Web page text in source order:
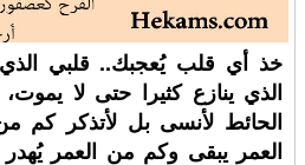
خذ أي قلب يُعجبك.. قلبي
الذي ينازع كثيرا حتى لا
الحائط لأنسى بل لأتذكر
العمر يبقى وكم من العمر